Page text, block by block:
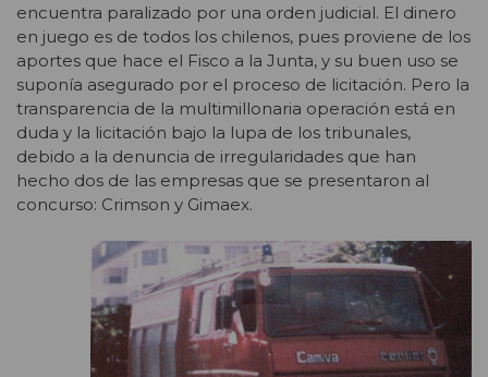
encuentra paralizado por una orden judicial. El dinero
en juego es de todos los chilenos, pues proviene de los
aportes que hace el Fisco a la Junta, y su buen uso se
suponía asegurado por el proceso de licitación. Pero la
transparencia de la multimillonaria operación está en
duda y la licitación bajo la lupa de los tribunales,
debido a la denuncia de irregularidades que han
hecho dos de las empresas que se presentaron al
concurso: Crimson y Gimaex.